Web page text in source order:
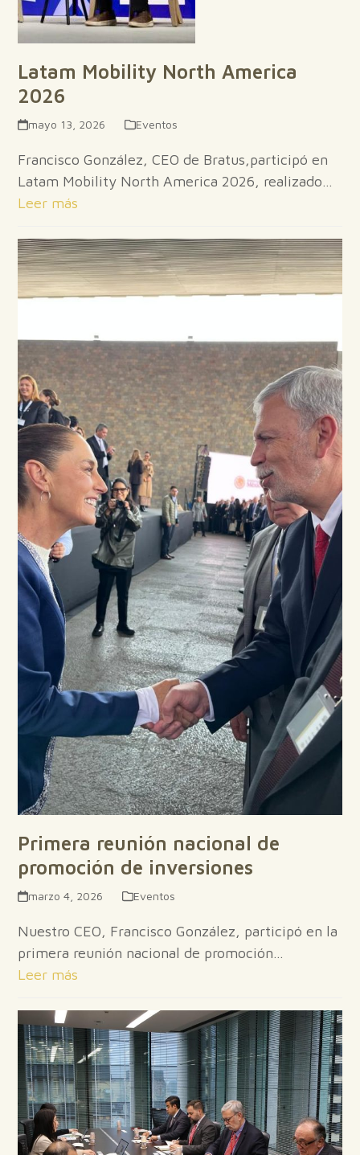
Latam Mobility North America
2026
mayo 13, 2026 Eventos
Francisco González, CEO de Bratus,participó en
Latam Mobility North America 2026, realizado…
Leer más
Primera reunión nacional de
promoción de inversiones
marzo 4, 2026 Eventos
Nuestro CEO, Francisco González, participó en la
primera reunión nacional de promoción…
Leer más